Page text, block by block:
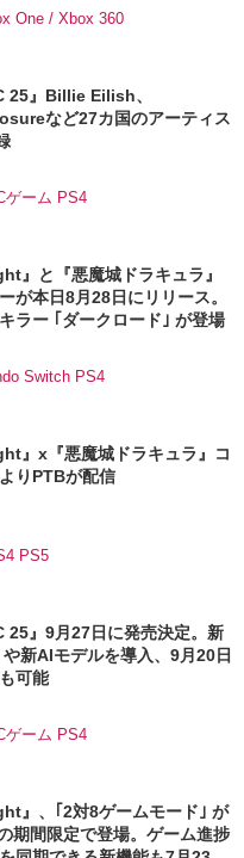
One / Xbox 360
25』Billie Eilish、
など27カ国のアーティス
ゲーム PS4
』と『悪魔城ドラキュラ』
が本日8月28日にリリース。
ラー ｢ダークロード｣ が登場
Switch PS4
』x『悪魔城ドラキュラ』コ
りPTBが配信
PS5
25』9月27日に発売決定。新
新AIモデルを導入、9月20日
可能
ゲーム PS4
』、｢2対8ゲームモード｣ が
期間限定で登場。ゲーム進捗